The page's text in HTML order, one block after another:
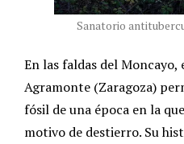
Sanatorio
En las faldas del Moncayo,
Agramonte (Zaragoza)
fósil de una época en la
motivo de destierro. Su